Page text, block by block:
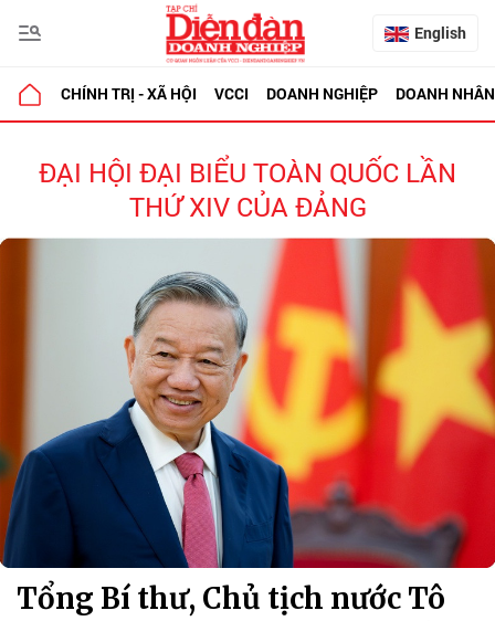
English
CHÍNH TRỊ - XÃ HỘI VCCI DOANH NGHIỆP DOANH NHÂN
ĐẠI HỘI ĐẠI BIỂU TOÀN QUỐC LẦN
THỨ XIV CỦA ĐẢNG
Tổng Bí thư, Chủ tịch nước Tô